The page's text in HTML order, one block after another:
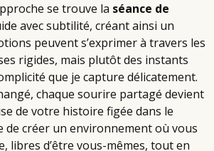
se trouve la séance de
avec subtilité, créant ainsi un
peuvent s’exprimer à travers les
rigides, mais plutôt des instants
que je capture délicatement.
chaque sourire partagé devient
de votre histoire figée dans le
de créer un environnement où vous
libres d’être vous-mêmes, tout en